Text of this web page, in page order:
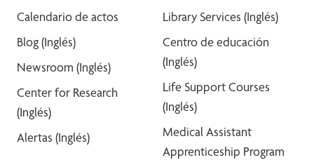
Calendario de actos
Blog (Inglés)
Newsroom (Inglés)
Center for Research
(Inglés)
Alertas (Inglés)
Library Services (Inglés)
Centro de educación
(Inglés)
Life Support Courses
(Inglés)
Medical Assistant
Apprenticeship Program